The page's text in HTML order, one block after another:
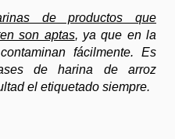
de productos que
son aptas, ya que en la
fácilmente. Es
de harina de arroz
el etiquetado siempre.